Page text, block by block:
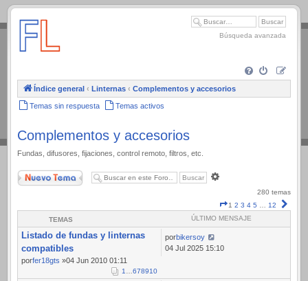
.
Búsqueda avanzada
Índice general ‹ Linternas ‹ Complementos y accesorios
Temas sin respuesta Temas activos
Complementos y accesorios
Fundas, difusores, fijaciones, control remoto, filtros, etc.
Nuevo Tema
280 temas
Página
1
1 2 3 4 5 … 12
TEMAS ÚLTIMO MENSAJE
Listado de fundas y linternas
compatibles
porfer18gts »04 Jun 2010 01:11
1…678910
porbikersoy
04 Jul 2025 15:10